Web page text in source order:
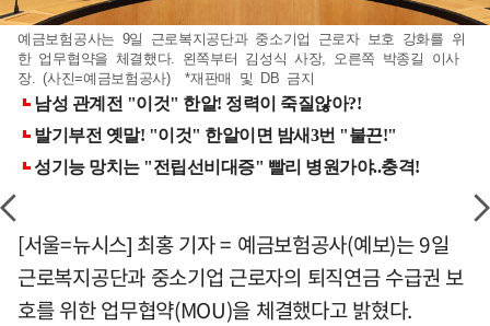
예금보험공사는 9일 근로복지공단과 중소기업 근로자 보호 강화를 위
한 업무협약을 체결했다. 왼쪽부터 김성식 사장, 오른쪽 박종길 이사
장. (사진=예금보험공사) *재판매 및 DB 금지
[서울=뉴시스] 최홍 기자 = 예금보험공사(예보)는 9일
근로복지공단과 중소기업 근로자의 퇴직연금 수급권 보
호를 위한 업무협약(MOU)을 체결했다고 밝혔다.